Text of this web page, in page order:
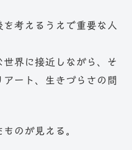
考えるうえで重要な人
界に接近しながら、そ
ート、生きづらさの問
のが見える。